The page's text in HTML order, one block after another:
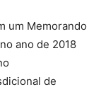
um Memorando
ano de 2018
de